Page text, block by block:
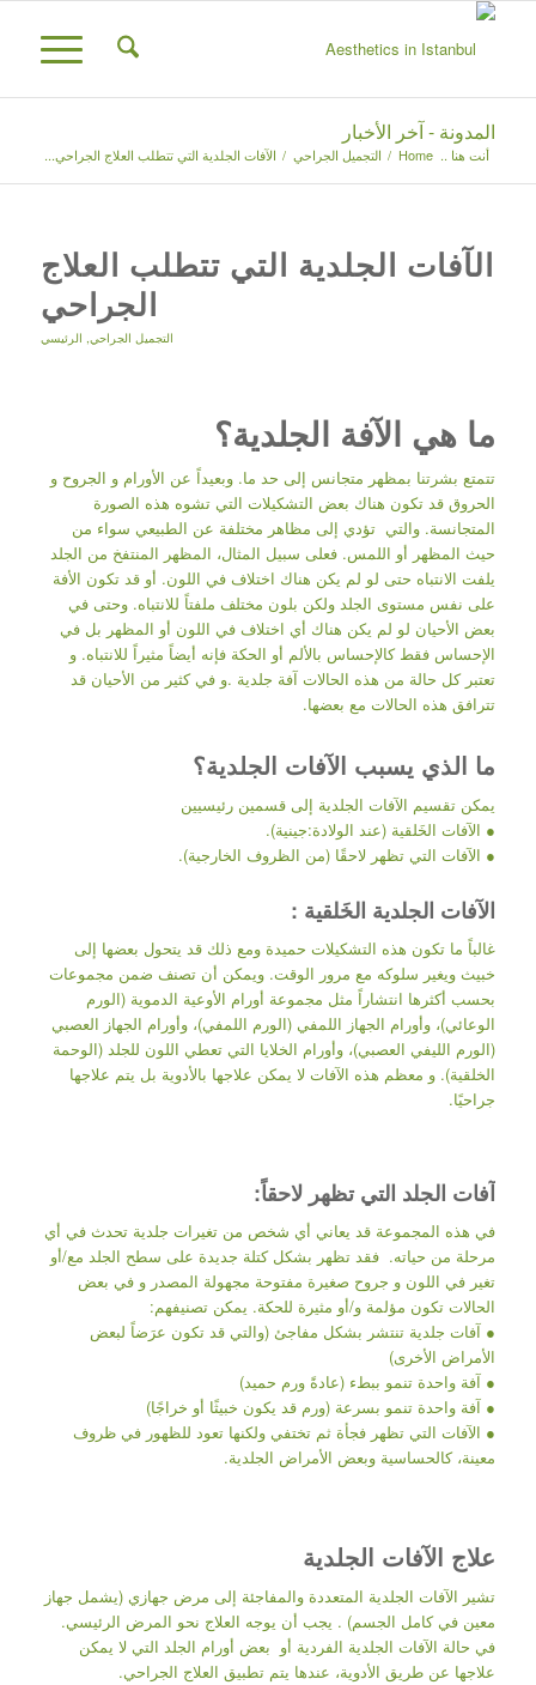
المدونة - آخر الأخبار
أنت هنا .. Home
/ التجميل الجراحي / الآفات الجلدية التي تتطلب العلاج الجراحي...
الآفات الجلدية التي تتطلب العلاج
الجراحي
التجميل الجراحي, الرئيسي
ما هي الآفة الجلدية؟
تتمتع بشرتنا بمظهر متجانس إلى حد ما. وبعيداً عن الأورام و الجروح و
الحروق قد تكون هناك بعض التشكيلات التي تشوه هذه الصورة
المتجانسة. والتي تؤدي إلى مظاهر مختلفة عن الطبيعي سواء من
حيث المظهر أو اللمس. فعلى سبيل المثال، المظهر المنتفخ من الجلد
يلفت الانتباه حتى لو لم يكن هناك اختلاف في اللون. أو قد تكون الأفة
على نفس مستوى الجلد ولكن بلون مختلف ملفتاً للانتباه. وحتى في
بعض الأحيان لو لم يكن هناك أي اختلاف في اللون أو المظهر بل في
الإحساس فقط كالإحساس بالألم أو الحكة فإنه أيضاً مثيراً للانتباه. و
تعتبر كل حالة من هذه الحالات آفة جلدية .و في كثير من الأحيان قد
تترافق هذه الحالات مع بعضها.
ما الذي يسبب الآفات الجلدية؟
يمكن تقسيم الآفات الجلدية إلى قسمين رئيسيين
● الآفات الخَلقية (عند الولادة:جينية).
● الآفات التي تظهر لاحقًا (من الظروف الخارجية).
الآفات الجلدية الخَلقية :
غالباً ما تكون هذه التشكيلات حميدة ومع ذلك قد يتحول بعضها إلى
خبيث ويغير سلوكه مع مرور الوقت. ويمكن أن تصنف ضمن مجموعات
بحسب أكثرها انتشاراً مثل مجموعة أورام الأوعية الدموية (الورم
الوعائي)، وأورام الجهاز اللمفي (الورم اللمفي)، وأورام الجهاز العصبي
(الورم الليفي العصبي)، وأورام الخلايا التي تعطي اللون للجلد (الوحمة
الخلقية). و معظم هذه الآفات لا يمكن علاجها بالأدوية بل يتم علاجها
جراحيًا.
آفات الجلد التي تظهر لاحقاً:
في هذه المجموعة قد يعاني أي شخص من تغيرات جلدية تحدث في أي
مرحلة من حياته. فقد تظهر بشكل كتلة جديدة على سطح الجلد مع/أو
تغير في اللون و جروح صغيرة مفتوحة مجهولة المصدر و في بعض
الحالات تكون مؤلمة و/أو مثيرة للحكة. يمكن تصنيفهم:
● آفات جلدية تنتشر بشكل مفاجئ (والتي قد تكون عرَضاً لبعض
الأمراض الأخرى)
● آفة واحدة تنمو ببطء (عادةً ورم حميد)
● آفة واحدة تنمو بسرعة (ورم قد يكون خبيثًا أو خراجًا)
● الآفات التي تظهر فجأة ثم تختفي ولكنها تعود للظهور في ظروف
معينة، كالحساسية وبعض الأمراض الجلدية.
علاج الآفات الجلدية
تشير الآفات الجلدية المتعددة والمفاجئة إلى مرض جهازي (يشمل جهاز
معين في كامل الجسم) . يجب أن يوجه العلاج نحو المرض الرئيسي.
في حالة الآفات الجلدية الفردية أو بعض أورام الجلد التي لا يمكن
علاجها عن طريق الأدوية، عندها يتم تطبيق العلاج الجراحي.